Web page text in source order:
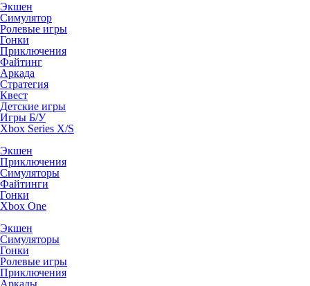
Экшен
Симулятор
Ролевые игры
Гонки
Приключения
Файтинг
Аркада
Стратегия
Квест
Детские игры
Игры Б/У
Xbox Series X/S
Экшен
Приключения
Симуляторы
Файтинги
Гонки
Xbox One
Экшен
Симуляторы
Гонки
Ролевые игры
Приключения
Аркады